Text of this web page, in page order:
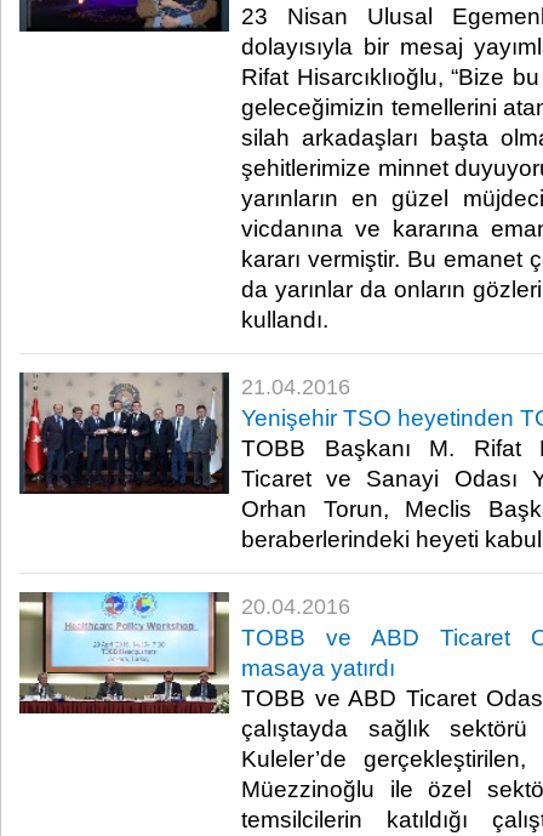
23 Nisan Ulusal
dolayısıyla bir mesaj
Rifat Hisarcıklıoğlu, “Bize
geleceğimizin temellerini
silah arkadaşları başta
şehitlerimize minnet
yarınların en güzel
vicdanına ve kararına
kararı vermiştir. Bu emanet
da yarınlar da onların
kullandı.​
21.04.2016
Yenişehir TSO heyetinden
TOBB Başkanı M. Rifat
Ticaret ve Sanayi Odası
Orhan Torun, Meclis
beraberlerindeki heyeti
20.04.2016
TOBB ve ABD Ticaret
masaya yatırdı
TOBB ve ABD Ticaret
çalıştayda sağlık
Kuleler’de
Müezzinoğlu ile özel
temsilcilerin katıldığı